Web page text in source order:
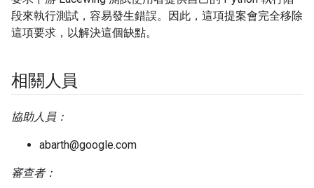
段來執行測試，容易發生錯誤。因此，這項提案會完全移除
這項要求，以解決這個缺點。
相關人員
協助人員：
abarth@google.com
審查者：